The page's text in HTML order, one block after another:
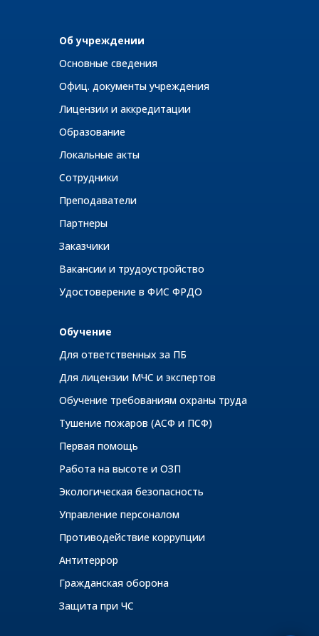
Экологическая безопасность
Антитеррор
Противодействие коррупции
Гражданская оборона
Защита при ЧС
Управление персоналом
Обучение
Для ответственных за ПБ
Тушение пожаров (АСФ и ПСФ)
Первая помощь
Работа на высоте и ОЗП
Для лицензии МЧС и экспертов
Обучение требованиям охраны труда
Преподаватели
Партнеры
Заказчики
Вакансии и трудоустройство
Удостоверение в ФИС ФРДО
Об учреждении
Основные сведения
Офиц. документы учреждения
Лицензии и аккредитации
Образование
Локальные акты
Сотрудники